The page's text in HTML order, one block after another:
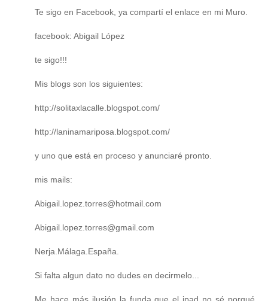
Te sigo en Facebook, ya compartí el enlace en mi Muro.
facebook: Abigail López
te sigo!!!
Mis blogs son los siguientes:
http://solitaxlacalle.blogspot.com/
http://laninamariposa.blogspot.com/
y uno que está en proceso y anunciaré pronto.
mis mails:
Abigail.lopez.torres@hotmail.com
Abigail.lopez.torres@gmail.com
Nerja.Málaga.España.
Si falta algun dato no dudes en decirmelo...
Me hace más ilusión la funda que el ipad no sé porqué...